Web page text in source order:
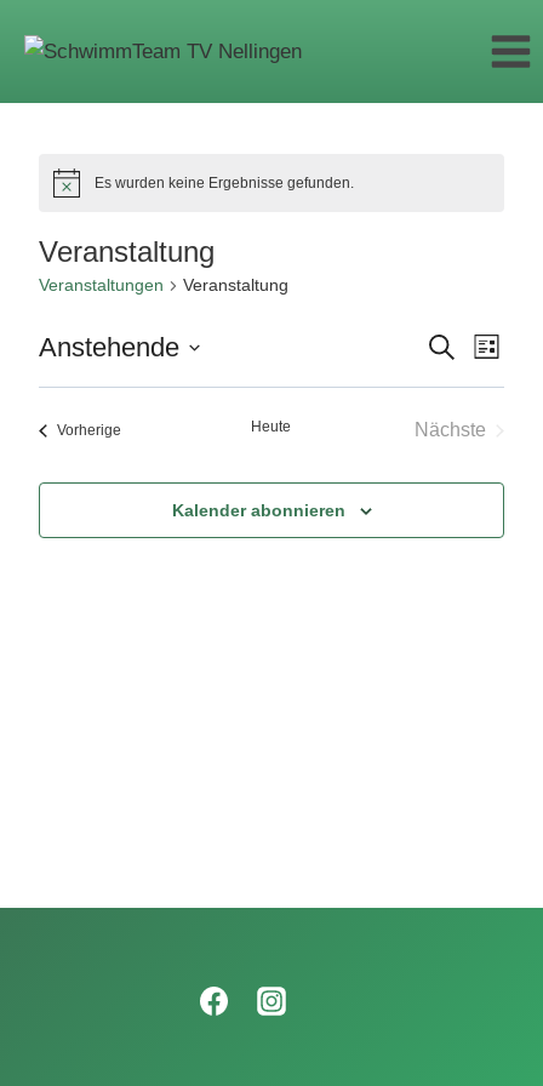
Inhalt
Es wurden keine Ergebnisse gefunden.
Veranstaltung
Veranstaltungen Veranstaltung
Suche
und
Navigation
Suche
Liste
Anstehende
Datum
Vorherige Heute
Nächste
Kalender abonnieren